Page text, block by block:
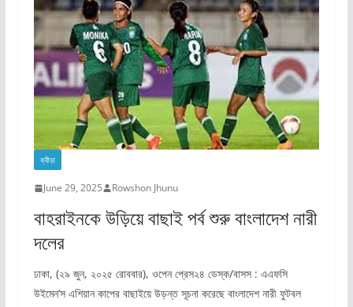
ক্রীড়া
June 29, 2025 Rowshon Jhunu
বাহরাইনকে উড়িয়ে বাছাই পর্ব শুরু বাংলাদেশ নারী
দলের
ঢাকা, (২৯ জুন, ২০২৫ রোববার), ওপেন প্রেস২৪ ডেস্ক/বাসস : এএফসি
উইমেন’স এশিয়ান কাপের বাছাইয়ে উড়ন্ত সূচনা করেছে বাংলাদেশ নারী ফুটবল